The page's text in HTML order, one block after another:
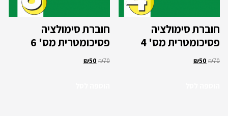
חוברת סימולציה
פסיכומטרית מס' 4
₪70
₪50
חוברת סימולציה
פסיכומטרית מס' 6
₪70
₪50